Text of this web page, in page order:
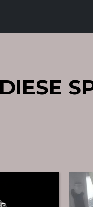
DIESE